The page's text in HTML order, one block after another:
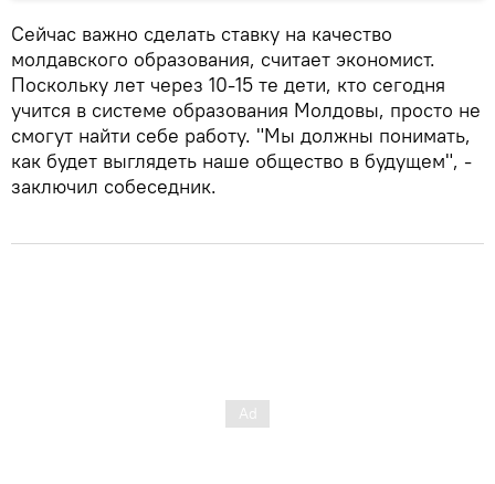
Сейчас важно сделать ставку на качество
молдавского образования, считает экономист.
Поскольку лет через 10-15 те дети, кто сегодня
учится в системе образования Молдовы, просто не
смогут найти себе работу. "Мы должны понимать,
как будет выглядеть наше общество в будущем", -
заключил собеседник.